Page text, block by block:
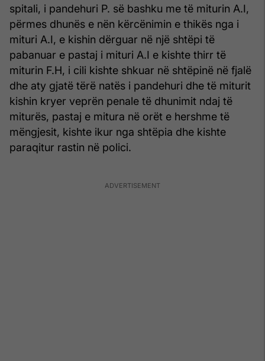
spitali, i pandehuri P. së bashku me të miturin A.I,
përmes dhunës e nën kërcënimin e thikës nga i
mituri A.I, e kishin dërguar në një shtëpi të
pabanuar e pastaj i mituri A.I e kishte thirr të
miturin F.H, i cili kishte shkuar në shtëpinë në fjalë
dhe aty gjatë tërë natës i pandehuri dhe të miturit
kishin kryer veprën penale të dhunimit ndaj të
miturës, pastaj e mitura në orët e hershme të
mëngjesit, kishte ikur nga shtëpia dhe kishte
paraqitur rastin në polici.